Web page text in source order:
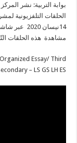
بوابة التربية: نشر
الحلقات التلفزيونية
14نيسان
مشاهدة هذه الحلقات
Essay/ Third
– LS GS LH ES: